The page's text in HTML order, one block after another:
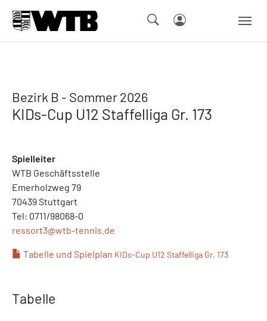
Bezirk B - Sommer 2026
KIDs-Cup U12 Staffelliga Gr. 173
Spielleiter
WTB Geschäftsstelle
Emerholzweg 79
70439 Stuttgart
Tel: 0711/98068-0
ressort3@wtb-tennis.de
Tabelle und Spielplan KIDs-Cup U12 Staffelliga Gr. 173
Tabelle